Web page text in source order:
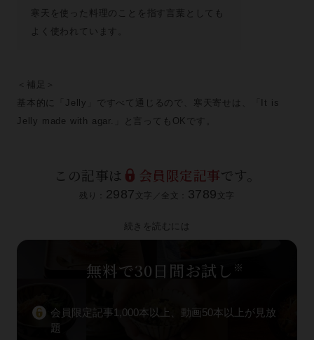
寒天を使った料理のことを指す言葉としても
よく使われています。
＜補足＞
基本的に「Jelly」ですべて通じるので、寒天寄せは、「It is
Jelly made with agar.」と言ってもOKです。
この記事は 会員限定記事です。
残り： 2987 文字／全文： 3789 文字
続きを読むには
無料で30日間お試し ※
会員限定記事1,000本以上、動画50本以上が見放
題